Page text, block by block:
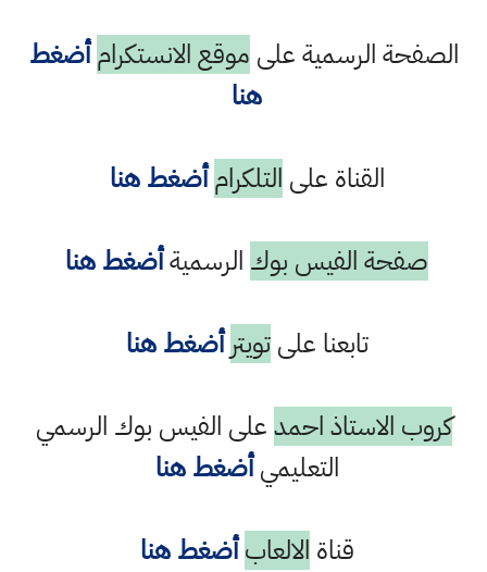
الصفحة الرسمية على موقع الانستكرام أضغط
هنا
القناة على التلكرام أضغط هنا
صفحة الفيس بوك الرسميةأضغط هنا
تابعنا علىتويتر أضغط هنا
كروب الاستاذ احمدعلى الفيس بوك الرسمي
التعليميأضغط هنا
قناة الالعاب أضغط هنا